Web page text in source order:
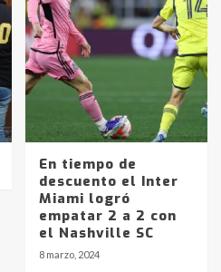
En tiempo de
descuento el Inter
Miami logró
empatar 2 a 2 con
el Nashville SC
8 marzo, 2024